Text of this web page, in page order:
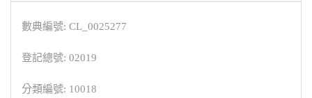
數典編號: CL_0025277
登記總號: 02019
分類編號: 10018